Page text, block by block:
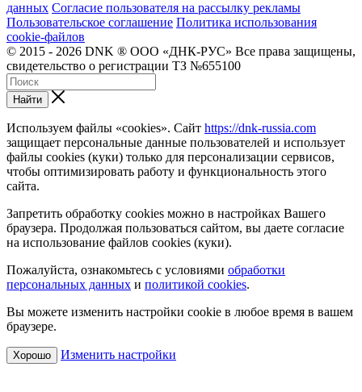
данных Согласие пользователя на рассылку рекламы
Пользовательское соглашение Политика использования
cookie-файлов
© 2015 - 2026 DNK ® ООО «ДНК-РУС» Все права защищены,
свидетельство о регистрации ТЗ №655100
Найти
Используем файлы «cookies». Сайт https://dnk-russia.com
защищает персональные данные пользователей и использует
файлы cookies (куки) только для персонализации сервисов,
чтобы оптимизировать работу и функциональность этого
сайта.
Запретить обработку cookies можно в настройках Вашего
браузера. Продолжая пользоваться сайтом, вы даете согласие
на использование файлов cookies (куки).
Пожалуйста, ознакомьтесь с условиями обработки
персональных данных и политикой cookies.
Вы можете изменить настройки cookie в любое время в вашем
браузере.
Хорошо Изменить настройки